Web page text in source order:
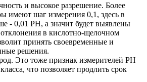
и высокое разрешение. Более
имеют шаг измерения 0,1, здесь в
- 0,01 PH, а значит будет выявлены
в кислотно-щелочном
принять своевременные и
решения.
Это тоже признак измерителей PH
что позволяет продлить срок